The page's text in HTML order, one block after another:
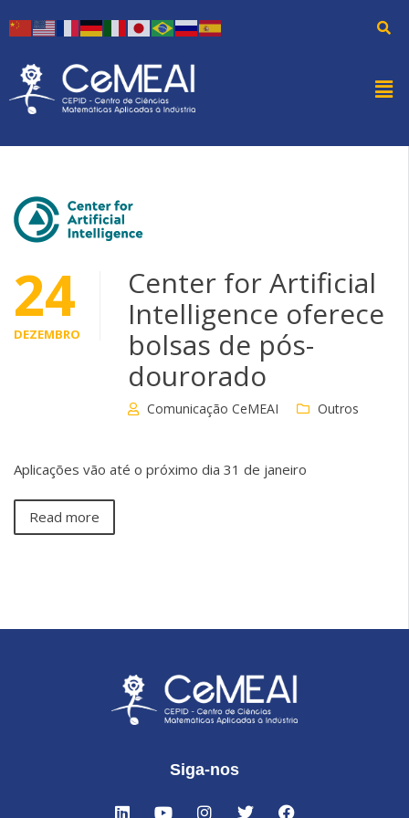
24
DEZEMBRO
Center for Artificial
Intelligence oferece
bolsas de pós-
dourorado
Comunicação CeMEAI Outros
Aplicações vão até o próximo dia 31 de janeiro
Read more
Siga-nos